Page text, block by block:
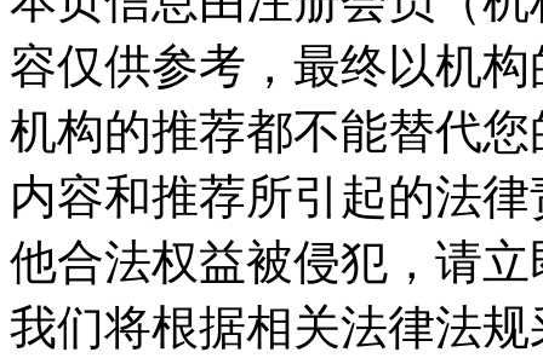
容仅供参考，最终以机
机构的推荐都不能替代
内容和推荐所引起的法
他合法权益被侵犯，请
我们将根据相关法律法